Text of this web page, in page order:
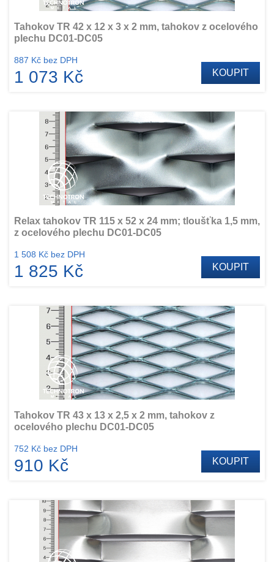
Tahokov TR 42 x 12 x 3 x 2 mm, tahokov z ocelového
plechu DC01-DC05
887 Kč bez DPH
1 073 Kč KOUPIT
Relax tahokov TR 115 x 52 x 24 mm; tloušťka 1,5 mm,
z ocelového plechu DC01-DC05
1 508 Kč bez DPH
1 825 Kč KOUPIT
Tahokov TR 43 x 13 x 2,5 x 2 mm, tahokov z
ocelového plechu DC01-DC05
752 Kč bez DPH
910 Kč KOUPIT